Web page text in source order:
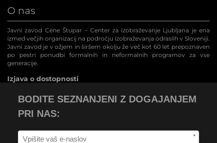
O nas
Javni zavod Cene Štupar – Center za izobraževanje Ljubljana je ena
izmed večjih organizacij na področju izobraževanja odraslih v Sloveniji.
Javni zavod je v ožjem in širšem okolju že več kot 60 let prepoznaven
po pestri ponudbi formalnih in neformalnih programov za vse
generacije.
Izjava o dostopnosti
BODITE SEZNANJENI Z DOGAJANJEM
PRI NAS:
*